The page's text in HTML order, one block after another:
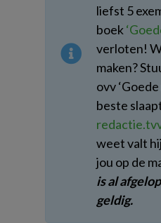
liefst 5
boek
verloten!
maken?
ovv
beste
weet valt
jou op de
is al
geldig.